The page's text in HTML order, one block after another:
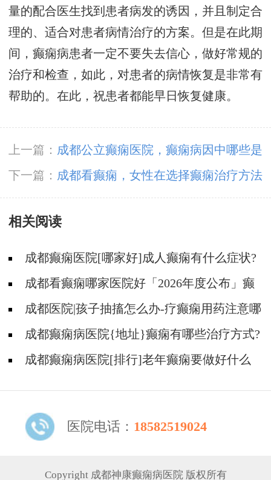
量的配合医生找到患者病发的诱因，并且制定合
理的、适合对患者病情治疗的方案。但是在此期
间，癫痫病患者一定不要失去信心，做好常规的
治疗和检查，如此，对患者的病情恢复是非常有
帮助的。在此，祝患者都能早日恢复健康。
上一篇： 成都公立癫痫医院，癫痫病因中哪些是
生活中常见的?
下一篇： 成都看癫痫，女性在选择癫痫治疗方法
时应该注意什么?
相关阅读
成都癫痫医院[哪家好]成人癫痫有什么症状?
成都看癫痫哪家医院好「2026年度公布」癫
痫病的用药注意事项有什么?
成都医院|孩子抽搐怎么办-疗癫痫用药注意哪
些?成都癫痫病医院{地址}癫痫有哪些治疗方式?
成都癫痫病医院[排行]老年癫痫要做好什么
医院电话： 18582519024
Copyright 成都神康癫痫病医院 版权所有